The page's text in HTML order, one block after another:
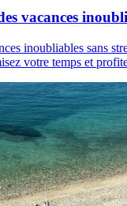
vacances
inoubliables sans
votre temps et